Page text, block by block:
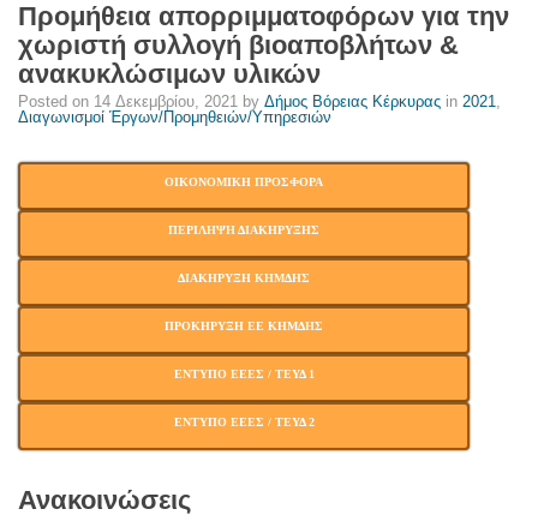
Προμήθεια απορριμματοφόρων για την
χωριστή συλλογή βιοαποβλήτων &
ανακυκλώσιμων υλικών
Posted on 14 Δεκεμβρίου, 2021 by Δήμος Βόρειας Κέρκυρας in 2021,
Διαγωνισμοί Έργων/Προμηθειών/Υπηρεσιών
ΟΙΚΟΝΟΜΙΚΗ ΠΡΟΣΦΟΡΑ
ΠΕΡΙΛΗΨΗ ΔΙΑΚΗΡΥΞΗΣ
ΔΙΑΚΗΡΥΞΗ ΚΗΜΔΗΣ
ΠΡΟΚΗΡΥΞΗ ΕΕ ΚΗΜΔΗΣ
ΕΝΤΥΠΟ ΕΕΕΣ / ΤΕΥΔ 1
ΕΝΤΥΠΟ ΕΕΕΣ / ΤΕΥΔ 2
Ανακοινώσεις